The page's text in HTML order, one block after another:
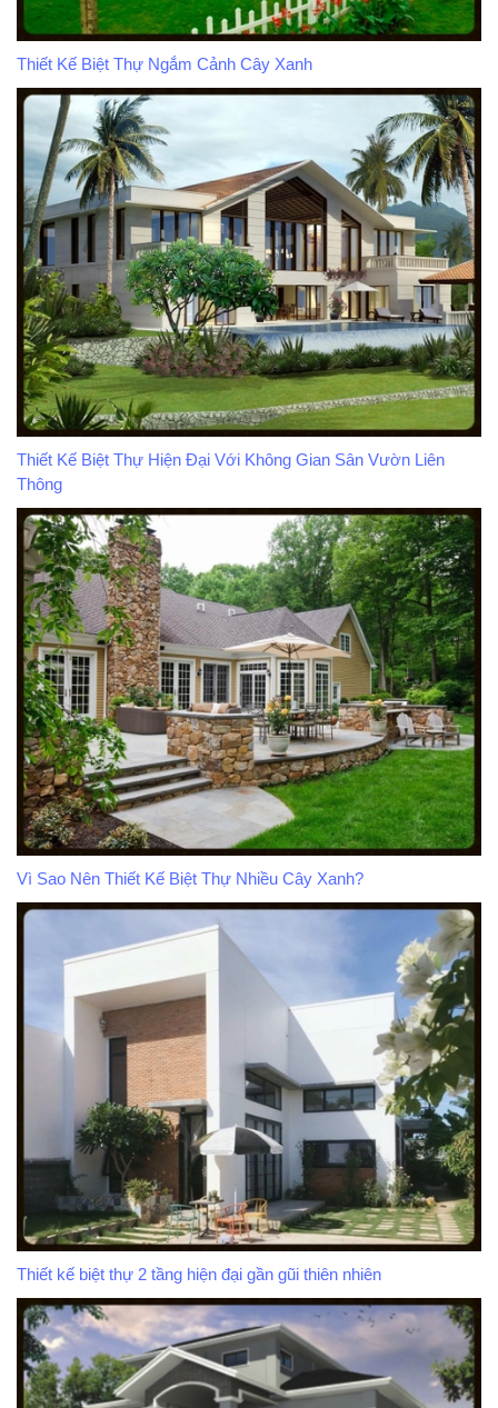
Thiết Kế Biệt Thự Ngắm Cảnh Cây Xanh
Thiết Kế Biệt Thự Hiện Đại Với Không Gian Sân Vườn Liên
Thông
Vì Sao Nên Thiết Kế Biệt Thự Nhiều Cây Xanh?
Thiết kế biệt thự 2 tầng hiện đại gần gũi thiên nhiên